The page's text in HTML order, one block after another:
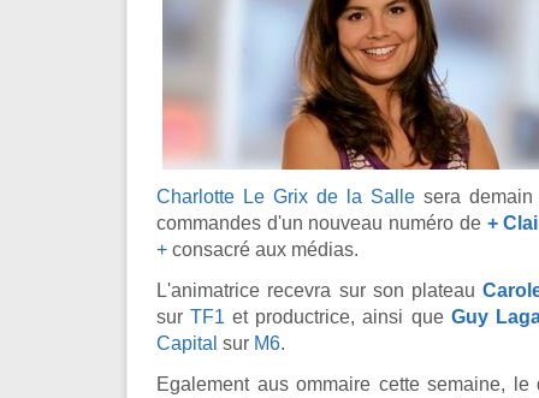
Charlotte Le Grix de la Salle sera
commandes d'un nouveau numéro de +
+ consacré aux médias.
L'animatrice recevra sur son plateau
surTF1 et productrice, ainsi que Guy
Capital sur M6.
Egalement aus ommaire cette semaine,